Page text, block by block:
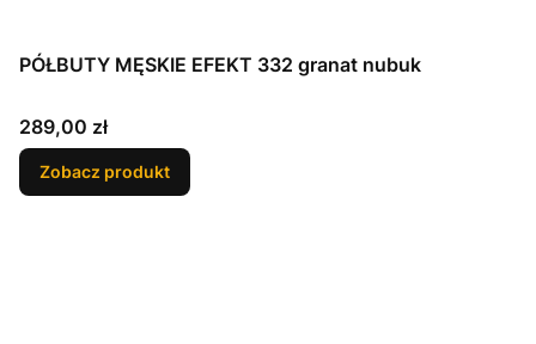
PÓŁBUTY MĘSKIE EFEKT 332 granat nubuk
Cena
289,00 zł
Zobacz produkt